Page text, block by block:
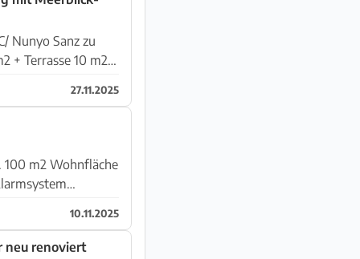
Nunyo Sanz zu
27.11.2025
10.11.2025
neu renoviert